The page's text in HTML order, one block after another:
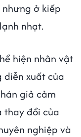
nhưng ở kiếp
nhạt.
hiện nhân vật
diễn xuất của
giả cảm
thay đổi của
nghiệp và